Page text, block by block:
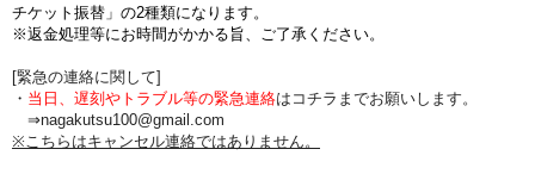
チケット振替」の2種類になります。
※返金処理等にお時間がかかる旨、ご了承ください。
[緊急の連絡に関して]
・ 当日、遅刻やトラブル等の緊急連絡はコチラまでお願いします。
⇒nagakutsu100@gmail.com
※こちらはキャンセル連絡ではありません。